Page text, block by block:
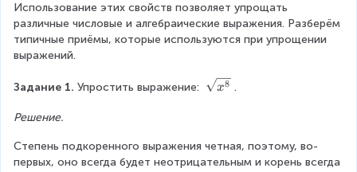
b
}
(
a
b
g
q
0
}
=
\f
r
c
{
{
b
}
}
\
s
|
a
|
\
c
d
o
\
q
t
{
fr
a
c
{
}
{
}
}
\
g
Использование этих свойств позволяет упрощать
различные числовые и алгебраические выражения. Разберём
типичные приёмы, которые используются при упрощении
выражений.
Задание 1. Упростить выражение: \
t
{
x8 .
Решение.
Степень подкоренного выражения четная, поэтому, во-
первых, оно всегда будет неотрицательным и корень всегда